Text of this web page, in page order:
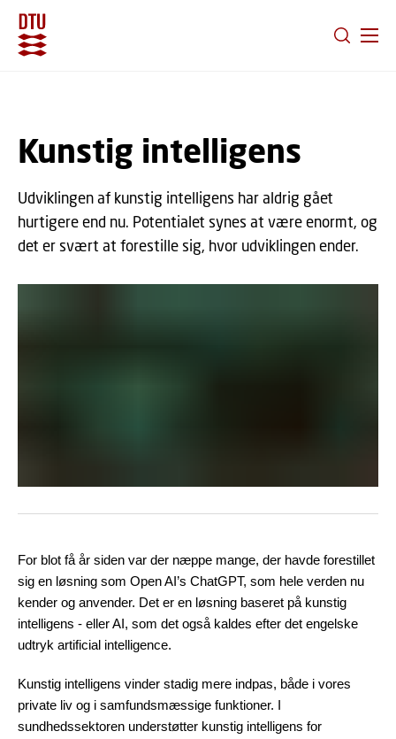
Kunstig intelligens
Udviklingen af kunstig intelligens har aldrig gået
hurtigere end nu. Potentialet synes at være enormt, og
det er svært at forestille sig, hvor udviklingen ender.
For blot få år siden var der næppe mange, der havde forestillet
sig en løsning som Open AI’s ChatGPT, som hele verden nu
kender og anvender. Det er en løsning baseret på kunstig
intelligens - eller AI, som det også kaldes efter det engelske
udtryk artificial intelligence.
Kunstig intelligens vinder stadig mere indpas, både i vores
private liv og i samfundsmæssige funktioner. I
sundhedssektoren understøtter kunstig intelligens for